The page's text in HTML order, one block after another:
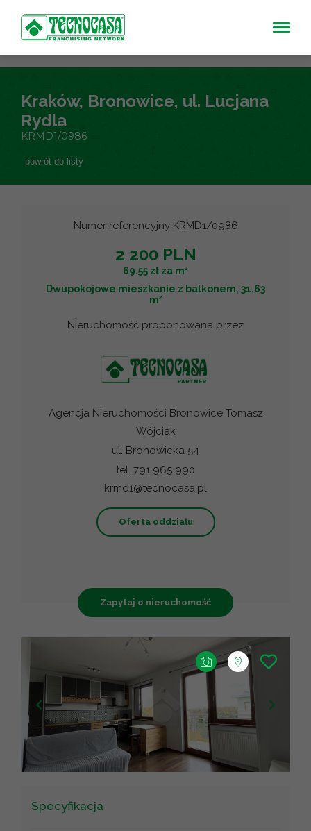
Kraków, Bronowice, ul. Lucjana
Rydla
KRMD1/0986
powrót do listy
Numer referencyjny KRMD1/0986
2 200 PLN
69.55 zł za m2
Dwupokojowe mieszkanie z balkonem, 31.63
m2
Nieruchomość proponowana przez
Agencja Nieruchomości Bronowice Tomasz
Wójciak
ul. Bronowicka 54
tel. 791 965 990
krmd1@tecnocasa.pl
Oferta oddziału
Zapytaj o nieruchomość
OpenStreetMapcontributors © CARTO
Specyfikacja